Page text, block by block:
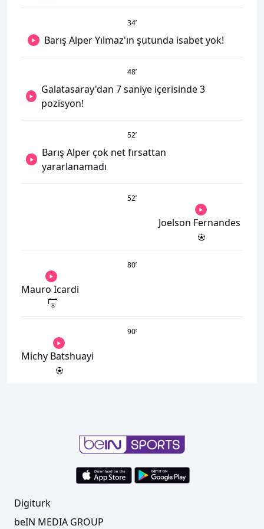
34’
Barış Alper Yılmaz'ın şutunda isabet yok!
48’
Galatasaray'dan 7 saniye içerisinde 3
pozisyon!
52’
Barış Alper çok net fırsattan
yararlanamadı
52’
Joelson Fernandes
80’
Mauro Icardi
90’
Michy Batshuayi
Digiturk
beIN MEDIA GROUP